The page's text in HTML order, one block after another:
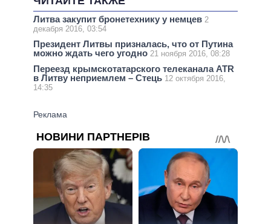
Литва закупит бронетехнику у немцев 2
декабря 2016, 03:54
Президент Литвы призналась, что от Путина
можно ждать чего угодно 21 ноября 2016, 08:28
Переезд крымскотатарского телеканала ATR
в Литву неприемлем – Стець 12 октября 2016,
14:35